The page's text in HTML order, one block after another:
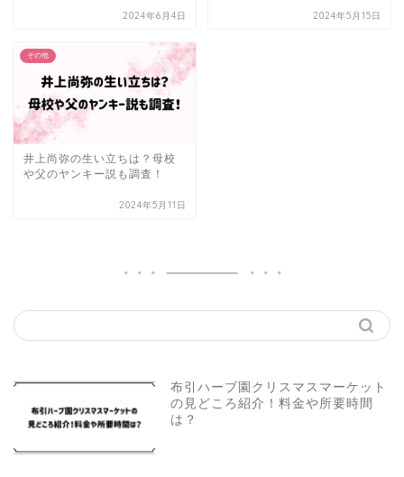
2024年6月4日 2024年5月15日
その他
井上尚弥の生い立ちは？母校
や父のヤンキー説も調査！
2024年5月11日
布引ハーブ園クリスマスマーケット
の見どころ紹介！料金や所要時間
は？